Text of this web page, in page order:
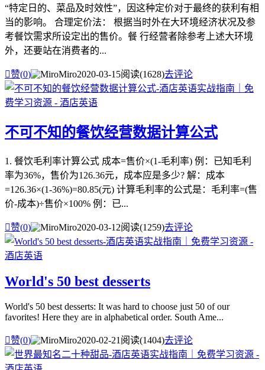
“特定日的、菜品及时效性”，因这种定价对于最终的获利有相
当的影响。 合理定价法： 根据当时外在大环境经济状况及参
考餐饮需求所设定出的售价。餐 行经营者除参考上述大环境
外，还要站在消费者的...
赞(0) Miro2020-03-15阅读(1628)去评论
不可不知的餐饮经营数据计算公式
1. 餐饮毛利率计算公式 成本=售价×(1-毛利率) 例：已知毛利
率为36%，售价为126.36元，成本应是多少? 解：成本
=126.36×(1-36%)=80.85(元) 计算毛利率的公式是：毛利率=(售
价-成本)÷售价×100% 例：已...
赞(0) Miro2020-03-12阅读(1259)去评论
World's 50 best desserts
World's 50 best desserts: It was hard to choose just 50 of our
favorites! Here they are in alphabetical order. South Ame...
赞(0) Miro2020-02-21 阅读(1404)去评论